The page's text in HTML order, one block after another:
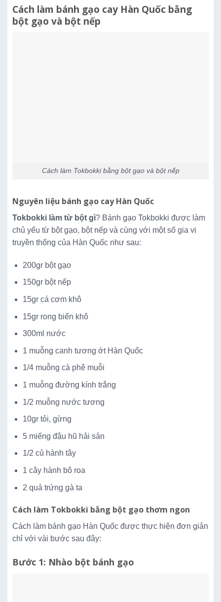
Cách làm bánh gạo cay Hàn Quốc bằng
bột gạo và bột nếp
Cách làm Tokbokki bằng bột gạo và bột nếp
Nguyên liệu bánh gạo cay Hàn Quốc
Tokbokki làm từ bột gì? Bánh gạo Tokbokki được làm
chủ yếu từ bột gạo, bột nếp và cùng với một số gia vị
truyền thống của Hàn Quốc như sau:
200gr bột gạo
150gr bột nếp
15gr cá cơm khô
15gr rong biển khô
300ml nước
1 muỗng canh tương ớt Hàn Quốc
1/4 muỗng cà phê muỗi
1 muỗng đường kính trắng
1/2 muỗng nước tương
10gr tỏi, gừng
5 miếng đậu hũ hải sản
1/2 củ hành tây
1 cây hành bô roa
2 quả trứng gà ta
Cách làm Tokbokki bằng bột gạo thơm ngon
Cách làm bánh gạo Hàn Quốc được thực hiện đơn giản
chỉ với vài bước sau đây:
Bước 1: Nhào bột bánh gạo